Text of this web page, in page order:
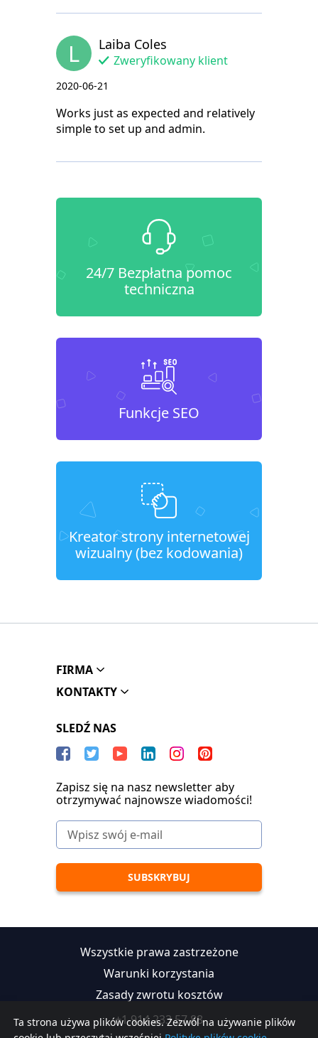
L Laiba Coles
Zweryfikowany klient
2020-06-21
Works just as expected and relatively
simple to set up and admin.
24/7 Bezpłatna pomoc
techniczna
Funkcje SEO
Kreator strony internetowej
wizualny (bez kodowania)
Ta strona używa plików cookies. Zezwól na używanie plików
FIRMA
KONTAKTY
SLEDŹ NAS
Zapisz się na nasz newsletter aby
otrzymywać najnowsze wiadomości!
Wszystkie prawa zastrzeżone
Warunki korzystania
Zasady zwrotu kosztów
+1 914 233 57 88